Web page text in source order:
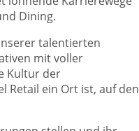
Dining.
talentierten
mit voller
Kultur der
Retail ein Ort ist, auf den